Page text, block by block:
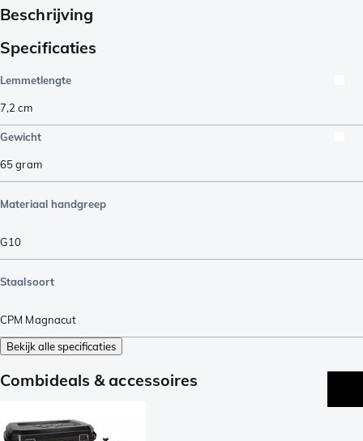
Beschrijving
Specificaties
Lemmetlengte
7,2 cm
Gewicht
65gram
Materiaal handgreep
G10
Staalsoort
CPM Magnacut
Bekijk alle specificaties
Combideals & accessoires